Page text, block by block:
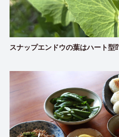
スナップエンドウの葉はハート型⁉︎